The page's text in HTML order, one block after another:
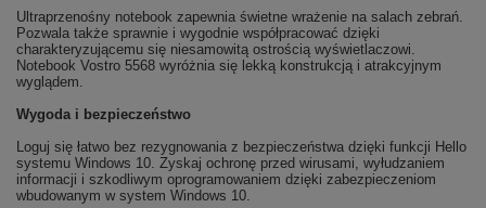
Ultraprzenośny notebook zapewnia świetne wrażenie na salach zebrań.
Pozwala także sprawnie i wygodnie współpracować dzięki
charakteryzującemu się niesamowitą ostrością wyświetlaczowi.
Notebook Vostro 5568 wyróżnia się lekką konstrukcją i atrakcyjnym
wyglądem.
Wygoda i bezpieczeństwo
Loguj się łatwo bez rezygnowania z bezpieczeństwa dzięki funkcji Hello
systemu Windows 10. Zyskaj ochronę przed wirusami, wyłudzaniem
informacji i szkodliwym oprogramowaniem dzięki zabezpieczeniom
wbudowanym w system Windows 10.